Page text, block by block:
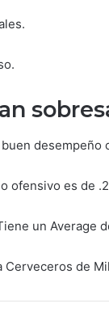
desempeño
es de
un Average
de